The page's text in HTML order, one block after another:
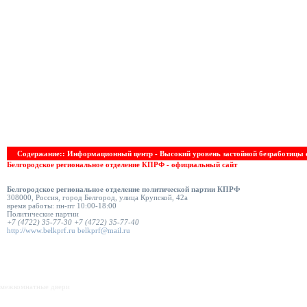
Содержание:: Информационный центр - Высокий уровень застойной безработицы
Белгородское региональное отделение КПРФ - официальный сайт
Белгородское региональное отделение политической партии КПРФ
308000 Россия город Белгород улица Крупской, 42а
время работы: пн-пт 10:00-18:00
Политические партии
+7 (4722) 35-77-30 +7 (4722) 35-77-40
http://www.belkprf.ru belkprf@mail.ru